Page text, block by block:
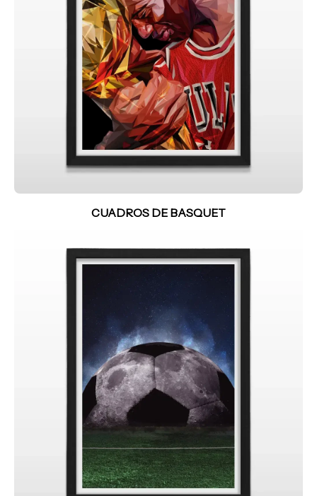
CUADROS DE BASQUET